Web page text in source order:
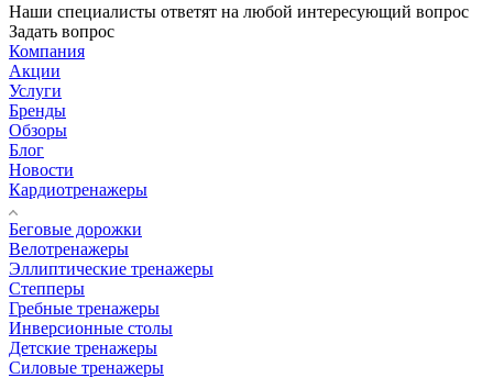
Наши специалисты ответят на любой интересующий вопрос
Задать вопрос
Компания
Акции
Услуги
Бренды
Обзоры
Блог
Новости
Кардиотренажеры
Беговые дорожки
Велотренажеры
Эллиптические тренажеры
Степперы
Гребные тренажеры
Инверсионные столы
Детские тренажеры
Силовые тренажеры